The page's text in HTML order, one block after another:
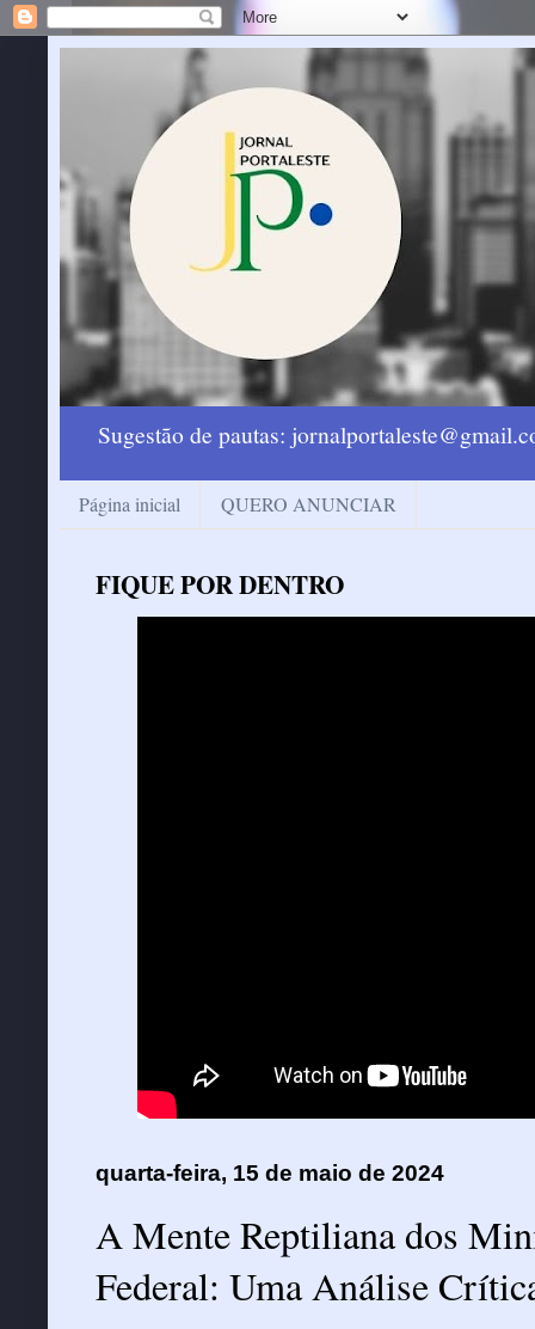
Sugestão de pautas:
Página inicial QUERO ANUNCIAR
FIQUE POR DENTRO
quarta-feira, 15 de maio de 2024
A Mente Reptiliana dos
Federal: Uma Análise